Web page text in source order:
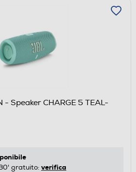
- Speaker CHARGE 5 TEAL-
gratuito: verifica